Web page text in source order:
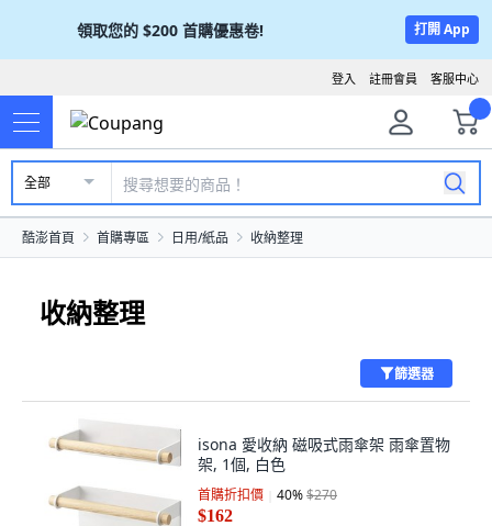
領取您的 $200 首購優惠卷! 打開 App
客服中心
註冊會員
登入
全部
酷澎首頁 首購專區 日用/紙品 收納整理
收納整理
篩選器
isona 愛收納 磁吸式雨傘架 雨傘置物
架, 1個, 白色
首購折扣價 40%$270
$162